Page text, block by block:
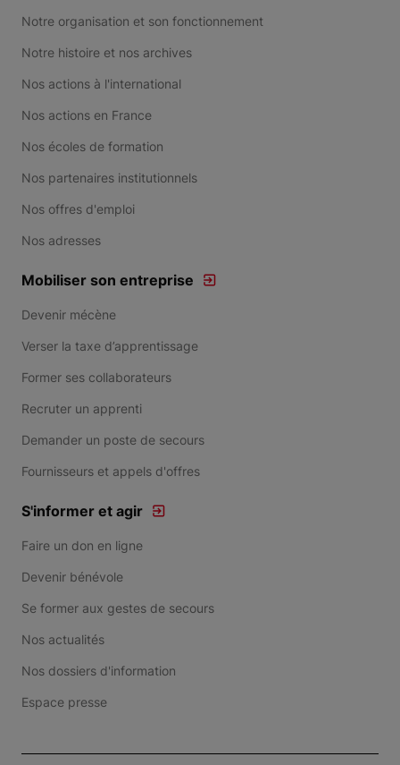
Notre organisation et son fonctionnement
Notre histoire et nos archives
Nos actions à l'international
Nos actions en France
Nos écoles de formation
Nos partenaires institutionnels
Nos offres d'emploi
Nos adresses
Mobiliser son entreprise
Devenir mécène
Verser la taxe d’apprentissage
Former ses collaborateurs
Recruter un apprenti
Demander un poste de secours
Fournisseurs et appels d'offres
S'informer et agir
Faire un don en ligne
Devenir bénévole
Se former aux gestes de secours
Nos actualités
Nos dossiers d'information
Espace presse